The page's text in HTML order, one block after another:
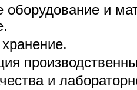
оборудование и
и